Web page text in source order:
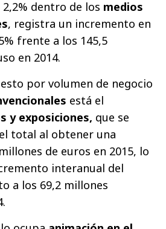
dentro de los medios
, registra un incremento en
frente a los 145,5
en 2014.
por volumen de negocio
está el
y exposiciones, que se
total al obtener una
de euros en 2015, lo
interanual del
a los 69,2 millones